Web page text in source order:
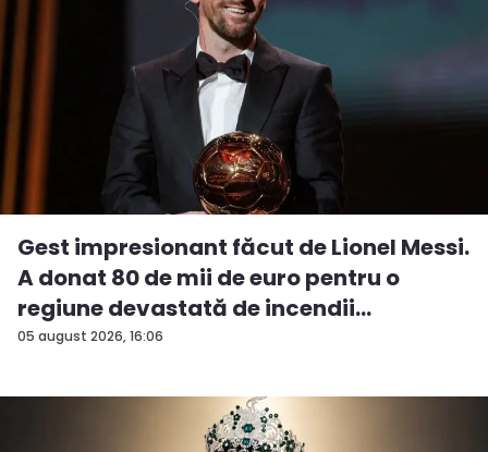
05 august 2026, 16:06
Gest impresionant făcut de Lionel Messi.
A donat 80 de mii de euro pentru o
regiune devastată de incendii